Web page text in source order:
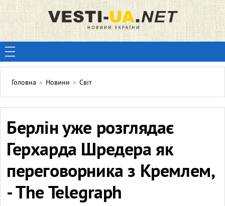
Головна » Новини » Світ
Берлін уже розглядає
Герхарда Шредера як
переговорника з Кремлем,
- The Telegraph